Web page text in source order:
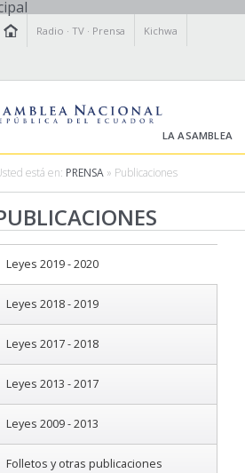
Radio ·TV · Prensa Kichwa
LA ASAMBLEA
está en: PRENSA » Publicaciones
Leyes 2019 - 2020
Leyes 2018 - 2019
Leyes 2017 - 2018
Leyes 2013 - 2017
Leyes 2009 - 2013
Folletos y otras publicaciones